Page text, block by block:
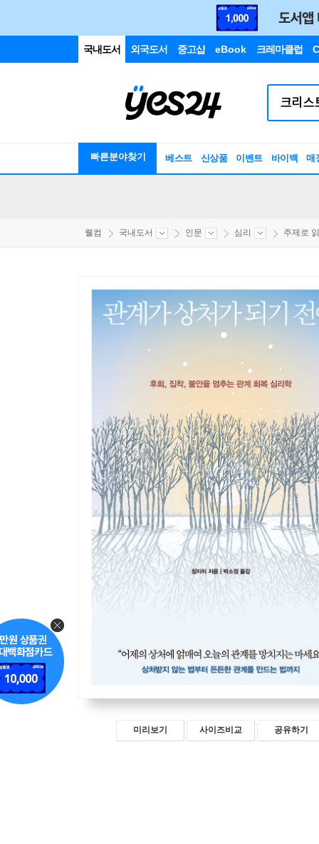
국내도서 외국도서 중고샵 eBook 크레마클럽
빠른분야찾기 베스트 신상품 이벤트 바이백 매
웰컴 국내도서 인문 심리 주제로
미리보기 사이즈비교 공유하기